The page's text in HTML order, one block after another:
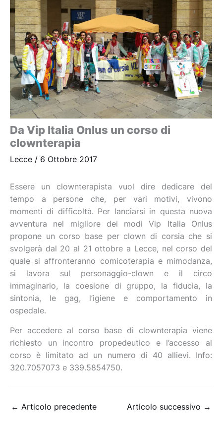
Da Vip Italia Onlus un corso di
clownterapia
Lecce / 6 Ottobre 2017
Essere un clownterapista vuol dire dedicare del
tempo a persone che, per vari motivi, vivono
momenti di difficoltà. Per lanciarsi in questa nuova
avventura nel migliore dei modi Vip Italia Onlus
propone un corso base per clown di corsia che si
svolgerà dal 20 al 21 ottobre a Lecce, nel corso del
quale si affronteranno comicoterapia e mimodanza,
si lavora sul personaggio-clown e il circo
immaginario, la coesione di gruppo, la fiducia, la
sintonia, le gag, l’igiene e comportamento in
ospedale.
Per accedere al corso base di clownterapia viene
richiesto un incontro propedeutico e l’accesso al
corso è limitato ad un numero di 40 allievi. Info:
320.7057073 e 339.5854750.
← Articolo precedente Articolo successivo →